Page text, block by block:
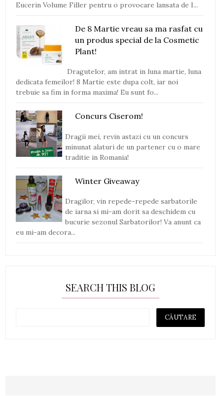
Eucerin Volume Filler pentru o provocare lansata de I...
De 8 Martie vreau sa ma rasfat cu
un produs special de la Cosmetic
Plant!
Dragutelor, am intrat in luna martie, luna
dedicata femeilor! 8 Martie este dupa colt, iar noi
trebuie sa fim in forma maxima! Eu sunt fo...
Concurs Ciserom!
Dragii mei, revin astazi cu un concurs
minunat alaturi de un partener cu o mare
traditie in Romania!
Winter Giveaway
Dragilor, vin repede-repede sarbatorile
de iarna si mi-am dorit sa deschidem cu
bucurie sezonul Sarbatorilor! Va anunt ca
eu mi-am decora...
SEARCH THIS BLOG